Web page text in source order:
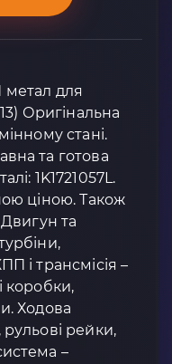
для
Оригінальна
стані.
та готова
1K1721057L.
ціною. Також
та
і трансмісія –
коробки,
Ходова
рейки,
–